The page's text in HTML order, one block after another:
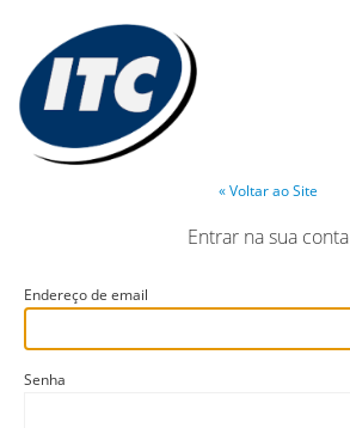
« Voltar ao Site
Entrar na sua conta
Endereço de email
Senha